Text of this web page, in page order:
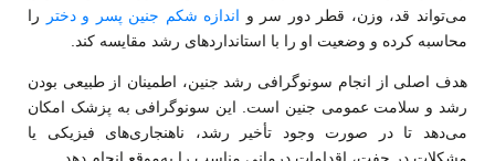
می‌تواند قد، وزن، قطر دور سر و اندازه شکم جنین پسر و دختر
را
محاسبه کرده و وضعیت او را با استانداردهای رشد مقایسه کند.
هدف اصلی از انجام سونوگرافی رشد جنین، اطمینان از طبیعی بودن
رشد و سلامت عمومی جنین است. این سونوگرافی به پزشک امکان
می‌دهد تا در صورت وجود تأخیر رشد، ناهنجاری‌های فیزیکی یا
مشکلات در جفت، اقدامات درمانی مناسب را به‌موقع انجام دهد.